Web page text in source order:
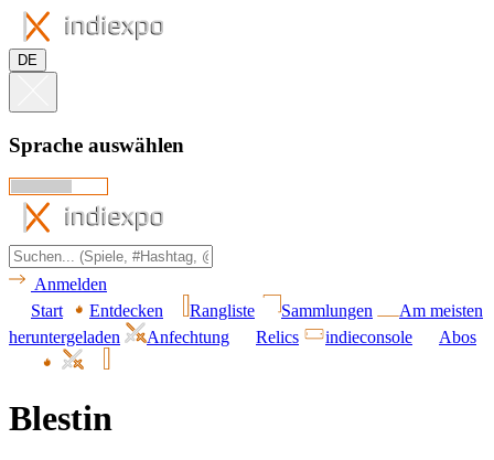
DE
Sprache auswählen
Anmelden
Start
Entdecken Rangliste Sammlungen
Am meisten
heruntergeladen
Anfechtung Relics indieconsole Abos
Blestin